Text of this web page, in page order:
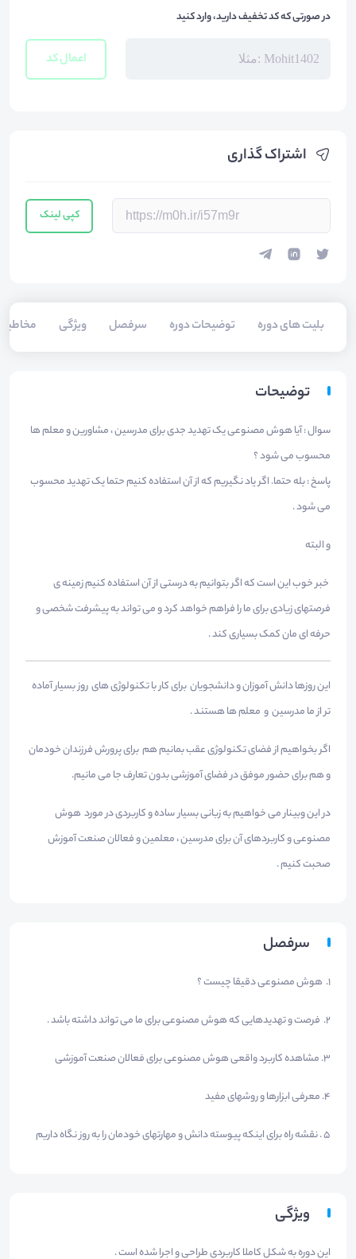
اشتراک گذاری
کپی لینک
بلیت های دوره توضیحات دوره سرفصل ویژگی
در صورتی که کد تخفیف دارید، وارد کنید
اعمال کد
توضیحات
سوال : آیا هوش مصنوعی یک تهدید جدی برای مدرسین ، مشاورین و معلم ها
محسوب می شود ؟
پاسخ : بله حتما. اگر یاد نگیریم که از آن استفاده کنیم حتما یک تهدید محسوب
می شود .
و البته
خبر خوب این است که اگر بتوانیم به درستی از آن استفاده کنیم زمینه ی
فرصتهای زیادی برای ما را فراهم خواهد کرد و می تواند به پیشرفت شخصی و
حرفه ای مان کمک بسیاری کند .
این روزها دانش آموزان و دانشجویان برای کار با تکنولوژی های روز بسیار آماده
تر از ما مدرسین و معلم ها هستند .
اگر بخواهیم از فضای تکنولوژی عقب بمانیم هم برای پرورش فرزندان خودمان
و هم برای حضور موفق در فضای آموزشی بدون تعارف جا می مانیم.
در این وبینار می خواهیم به زبانی بسیار ساده و کاربردی در مورد هوش
مصنوعی و کاربردهای آن برای مدرسین ، معلمین و فعالان صنعت آموزش
صحبت کنیم .
سرفصل
1. هوش مصنوعی دقیقا چیست ؟
2. فرصت و تهدیدهایی که هوش مصنوعی برای ما می تواند داشته باشد .
3. مشاهده کاربرد واقعی هوش مصنوعی برای فعالان صنعت آموزشی
4. معرفی ابزارها و روشهای مفید
5 . نقشه راه برای اینکه پیوسته دانش و مهارتهای خودمان را به روز نگاه داریم
ویژگی
این دوره به شکل کاملا کاربردی طراحی و اجرا شده است .